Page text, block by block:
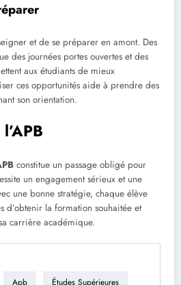
et de se préparer en amont. Des
des journées portes ouvertes et des
aux étudiants de mieux
ces opportunités aide à prendre des
son orientation.
constitue un passage obligé pour
un engagement sérieux et une
une bonne stratégie, chaque élève
d’obtenir la formation souhaitée et
carrière académique.
Apb Études Supérieures